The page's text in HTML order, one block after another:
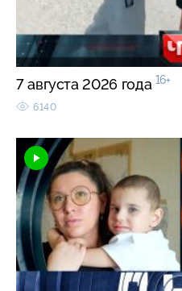
7 августа 2026 года 16+
6140